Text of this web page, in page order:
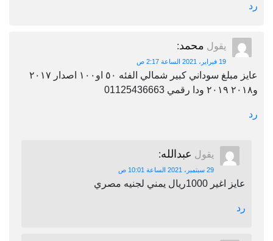
رد
يقول محمد:
19 فبراير، 2021 الساعة 2:17 ص
عايز مبلغ سوداني كبير شمالي الفئه ٥٠ او١٠٠ اصدار ٢٠١٧
و٢٠١٨ ٢٠١٩ ودا رقمي 01125436663
رد
يقول عبدالله:
29 سبتمبر، 2021 الساعة 10:01 ص
عايز اغير 1000ريال يمني لجنيه مصري
رد